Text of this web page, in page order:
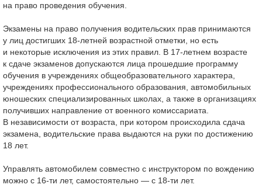
на право проведения обучения.
Экзамены на право получения водительских прав принимаются
у лиц достигших 18-летней возрастной отметки, но есть
и некоторые исключения из этих правил. В 17-летнем возрасте
к сдаче экзаменов допускаются лица прошедшие программу
обучения в учреждениях общеобразовательного характера,
учреждениях профессионального образования, автомобильных
юношеских специализированных школах, а также в организациях
получивших направление от военного комиссариата.
В независимости от возраста, при котором происходила сдача
экзамена, водительские права выдаются на руки по достижению
18 лет.
Управлять автомобилем совместно с инструктором по вождению
можно с 16-ти лет, самостоятельно — с 18-ти лет.